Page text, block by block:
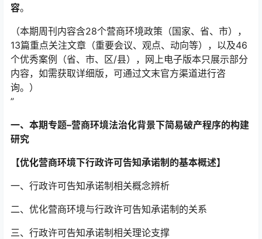
容。
（本期周刊内容含28个营商环境政策（国家、省、市），
13篇重点关注文章（重要会议、观点、动向等），以及46
个优秀案例（省、市、区/县），网上电子版本只展示部分
内容，如需获取详细版，可通过文末官方渠道进行咨
询。）
”
一、本期专题–营商环境法治化背景下简易破产程序的构建
研究
【优化营商环境下行政许可告知承诺制的基本概述】
一、行政许可告知承诺制相关概念辨析
二、优化营商环境与行政许可告知承诺制的关系
三、行政许可告知承诺制相关理论支撑